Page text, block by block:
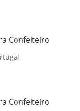
Confeiteiro
Confeiteiro